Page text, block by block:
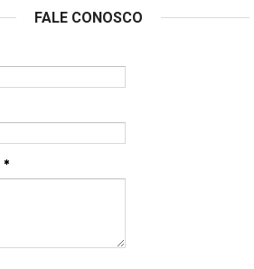
FALE CONOSCO
*